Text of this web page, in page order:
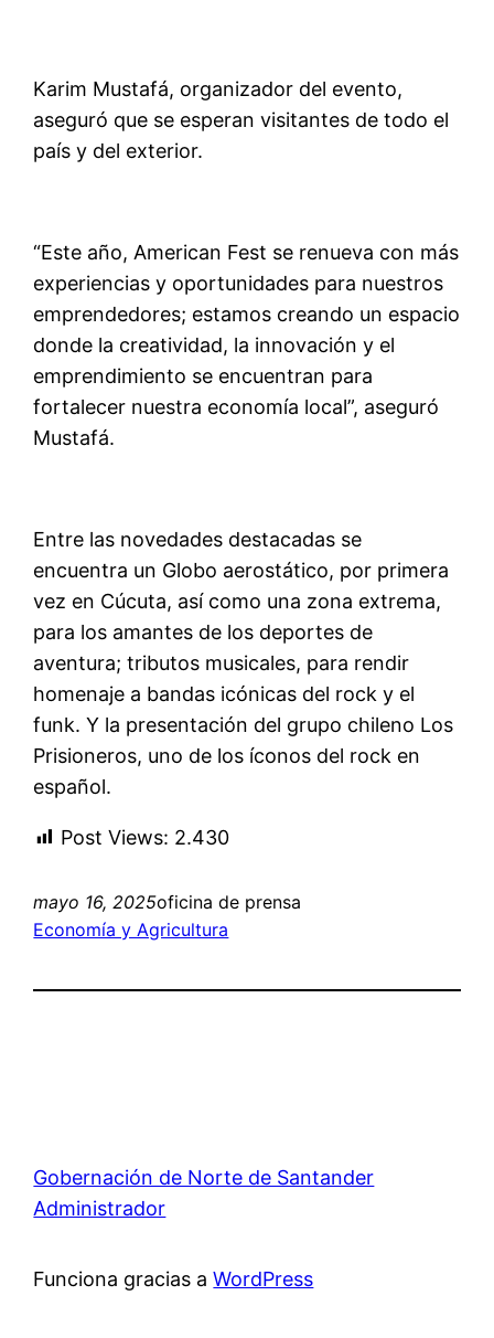
Karim Mustafá, organizador del evento,
aseguró que se esperan visitantes de todo el
país y del exterior.
“Este año, American Fest se renueva con más
experiencias y oportunidades para nuestros
emprendedores; estamos creando un espacio
donde la creatividad, la innovación y el
emprendimiento se encuentran para
fortalecer nuestra economía local”, aseguró
Mustafá.
Entre las novedades destacadas se
encuentra un Globo aerostático, por primera
vez en Cúcuta, así como una zona extrema,
para los amantes de los deportes de
aventura; tributos musicales, para rendir
homenaje a bandas icónicas del rock y el
funk. Y la presentación del grupo chileno Los
Prisioneros, uno de los íconos del rock en
español.
Post Views: 2.430
mayo 16, 2025oficina de prensa
Economía y Agricultura
Gobernación de Norte de Santander
Administrador
Funciona gracias aWordPress